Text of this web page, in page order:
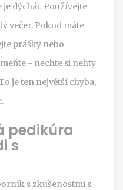
je dýchát. Používejte
večer. Pokud máte
prášky nebo
- nechte si nehty
je ten největší chyba,
pedikúra
s
s zkušenostmi s